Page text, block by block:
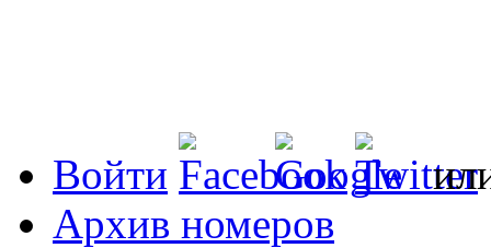
Войти
Архив номеров